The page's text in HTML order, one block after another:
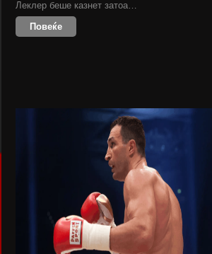
Леклер беше казнет затоа…
Повеќе